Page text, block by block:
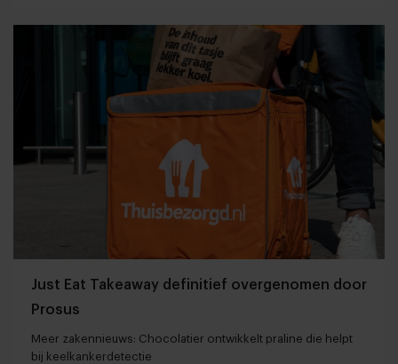
​​Just Eat Takeaway definitief overgenomen door
Prosus
Meer zakennieuws: Chocolatier ontwikkelt praline die helpt
bij keelkankerdetectie